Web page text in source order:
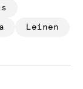
Leinen